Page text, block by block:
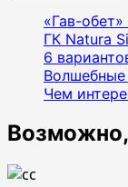
«Гав-
ГК Natura
6
Волшебные
Чем